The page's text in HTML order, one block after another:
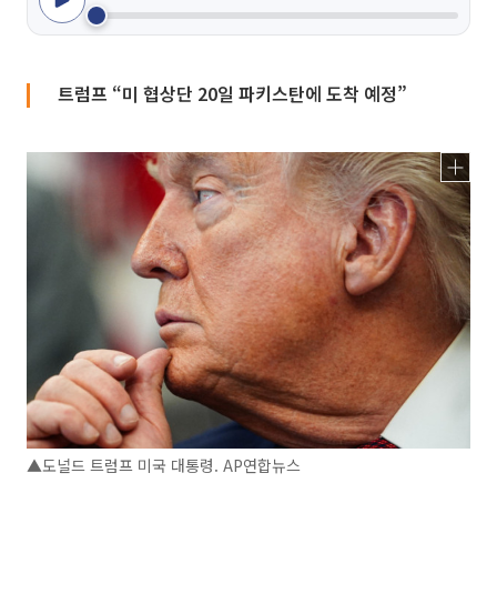
트럼프 “미 협상단 20일 파키스탄에 도착 예정”
▲도널드 트럼프 미국 대통령. AP연합뉴스